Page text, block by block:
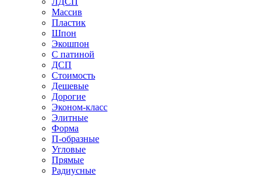
Массив
Пластик
Шпон
Экошпон
С патиной
ДСП
Стоимость
Дешевые
Дорогие
Эконом-класс
Элитные
Форма
П-образные
Угловые
Прямые
Радиусные